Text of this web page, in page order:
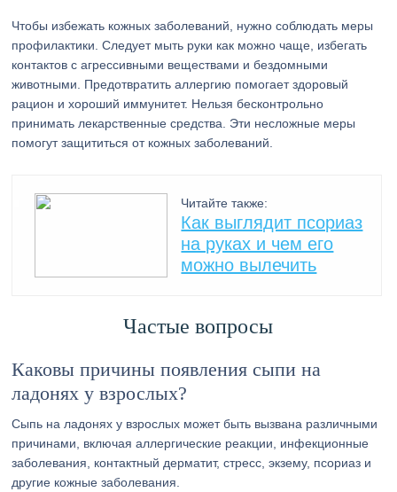
Чтобы избежать кожных заболеваний, нужно соблюдать меры
профилактики. Следует мыть руки как можно чаще, избегать
контактов с агрессивными веществами и бездомными
животными. Предотвратить аллергию помогает здоровый
рацион и хороший иммунитет. Нельзя бесконтрольно
принимать лекарственные средства. Эти несложные меры
помогут защититься от кожных заболеваний.
Читайте также:
Как выглядит псориаз
на руках и чем его
можно вылечить
Частые вопросы
Каковы причины появления сыпи на
ладонях у взрослых?
Сыпь на ладонях у взрослых может быть вызвана различными
причинами, включая аллергические реакции, инфекционные
заболевания, контактный дерматит, стресс, экзему, псориаз и
другие кожные заболевания.